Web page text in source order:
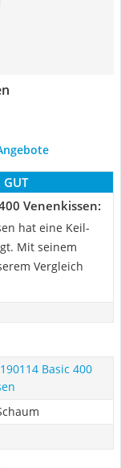
GUT
Venenkissen:
hat eine Keil-
Mit seinem
Vergleich
Basic 400